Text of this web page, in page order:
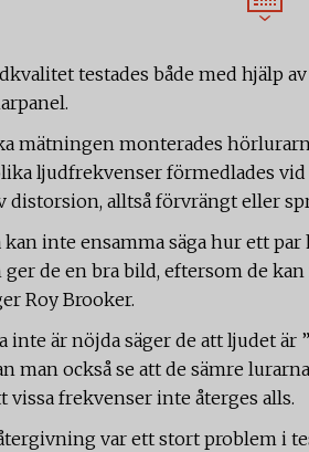
testades både med hjälp
mätningen monterades
ljudfrekvenser förmedlades
distorsion, alltså förvrängt eller
inte ensamma säga hur ett
ger de en bra bild, eftersom de
Roy Brooker.
inte är nöjda säger de att ljudet är
man också se att de sämre
vissa frekvenser inte återges alls.
var ett stort problem i